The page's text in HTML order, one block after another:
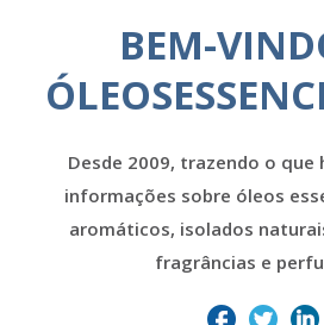
BEM-
Desde 2009, trazendo o que
informações sobre óleos
aromáticos, isolados
fragrâncias e